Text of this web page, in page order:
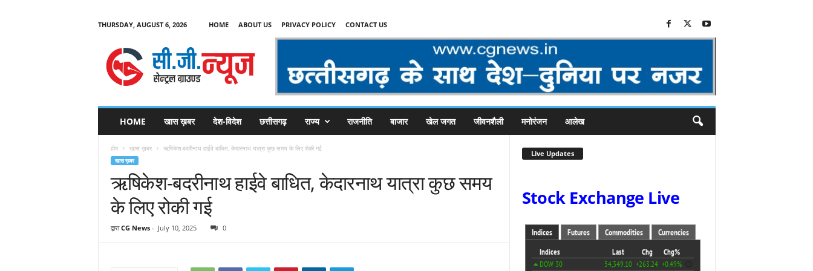
THURSDAY, AUGUST 6, 2026 HOME ABOUT US PRIVACY POLICY CONTACT US
C
HOME खास ख़बर देश-विदेश छत्तीसगढ़ राज्य राजनीति बाजार खेल जगत जीवनशैली मनोरंजन आलेख
होम खास ख़बर ऋषिकेश-बदरीनाथ हाईवे बाधित, केदारनाथ यात्रा कुछ समय के लिए रोकी गई
खास ख़बर
ऋषिकेश-बदरीनाथ हाईवे बाधित, केदारनाथ यात्रा कुछ समय
के लिए रोकी गई
द्वारा CG News- July 10, 2025 0
Live Updates
Stock Exchange Live